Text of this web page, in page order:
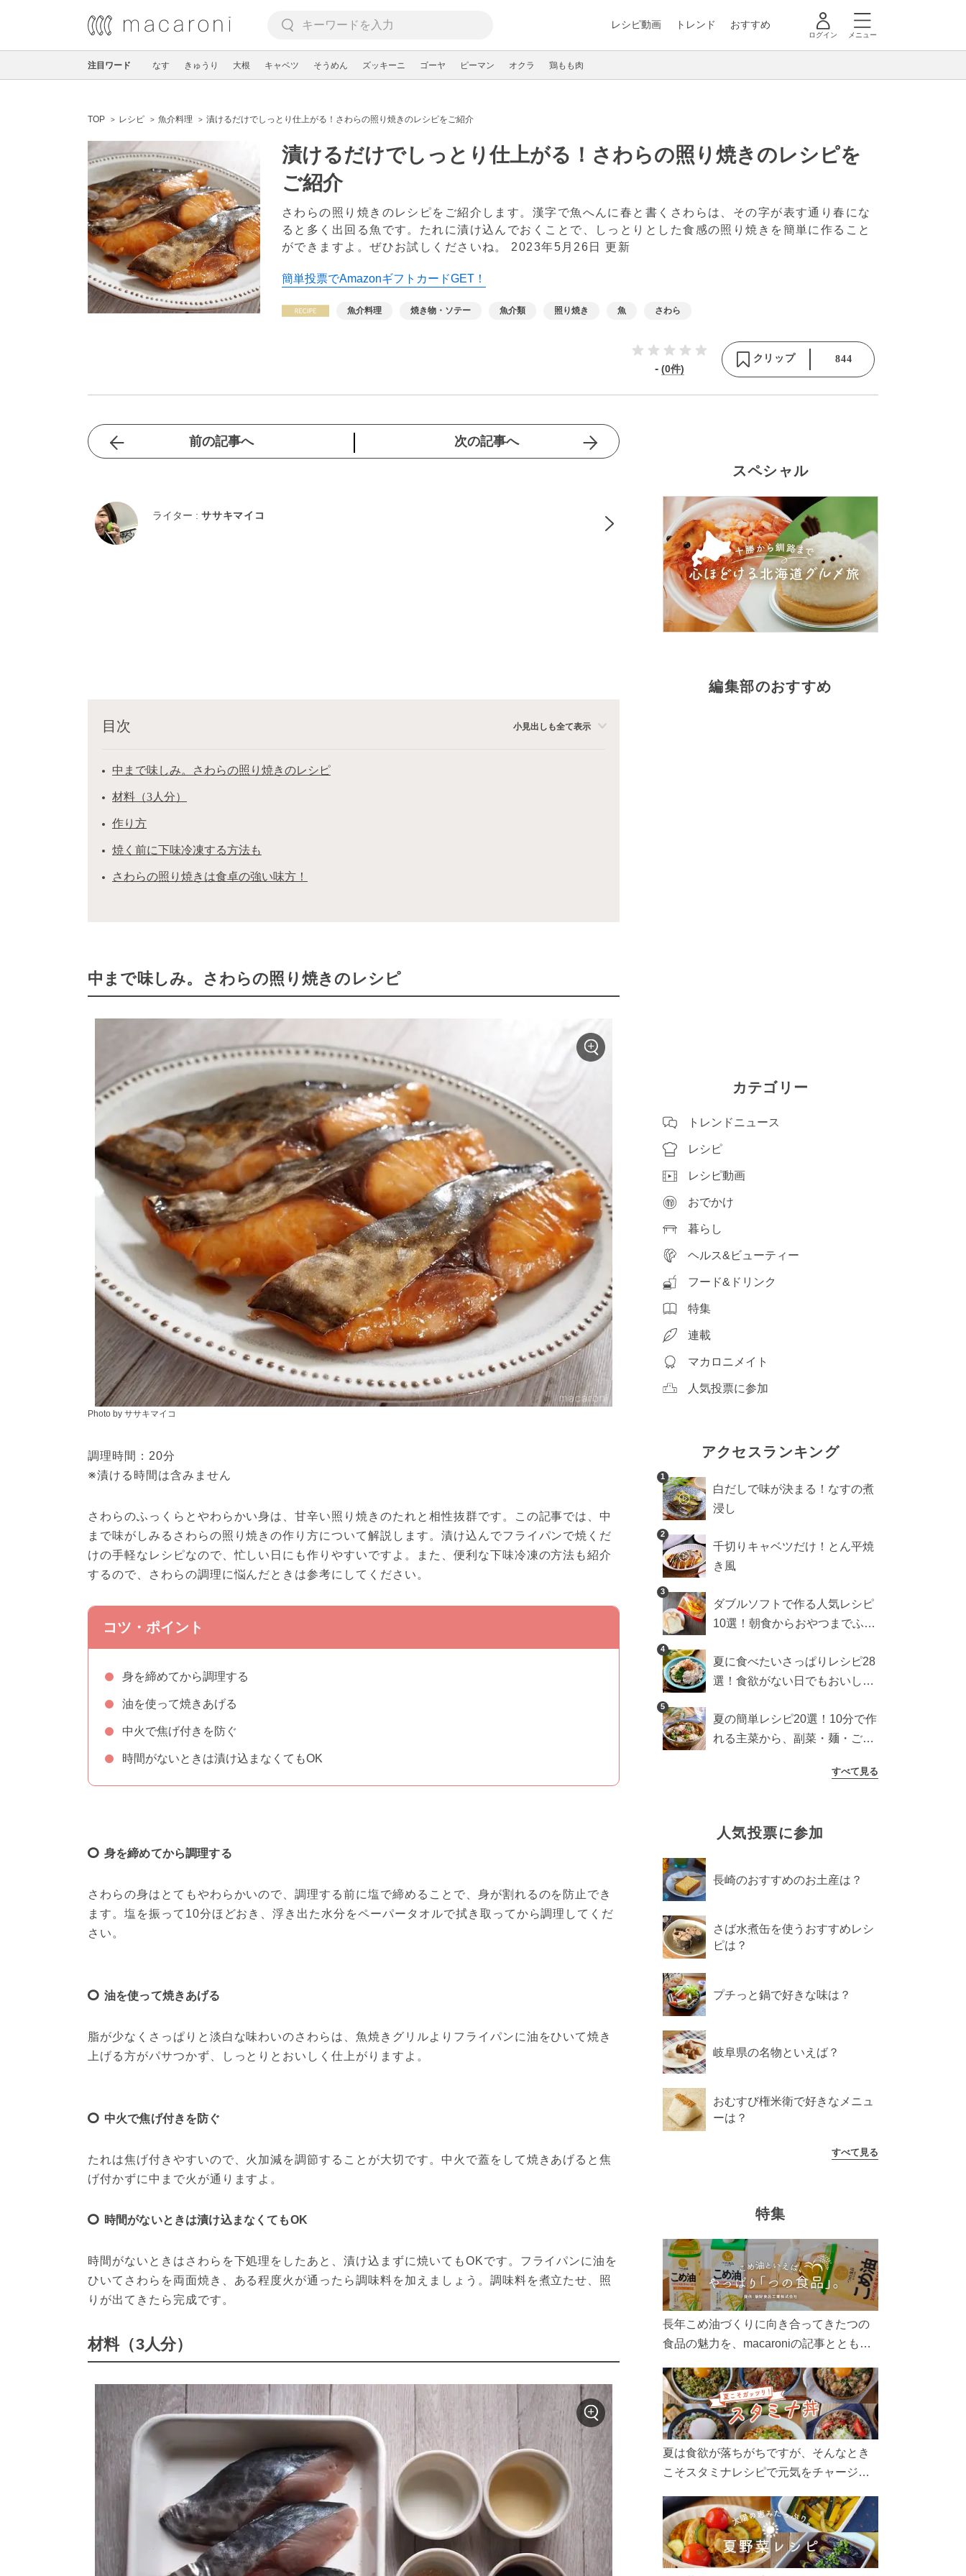
レシピ動画 トレンド おすすめ
ログイン メニュー
注目ワード なす きゅうり 大根 キャベツ そうめん ズッキーニ ゴーヤ ピーマン オクラ 鶏もも肉
TOP レシピ 魚介料理 漬けるだけでしっとり仕上がる！さわらの照り焼きのレシピをご紹介
漬けるだけでしっとり仕上がる！さわらの照り焼きのレシピを
ご紹介
さわらの照り焼きのレシピをご紹介します。漢字で魚へんに春と書くさわらは、その字が表す通り春にな
ると多く出回る魚です。たれに漬け込んでおくことで、しっとりとした食感の照り焼きを簡単に作ること
ができますよ。ぜひお試しくださいね。 2023年5月26日 更新
簡単投票でAmazonギフトカードGET！
魚介料理 焼き物・ソテー 魚介類 照り焼き 魚 さわら
- (0件)
クリップ 844
前の記事へ 次の記事へ
ライター : ササキマイコ
目次 小見出しも全て表示
中まで味しみ。さわらの照り焼きのレシピ
材料（3人分）
作り方
焼く前に下味冷凍する方法も
さわらの照り焼きは食卓の強い味方！
中まで味しみ。さわらの照り焼きのレシピ
Photo by ササキマイコ
調理時間：20分
※漬ける時間は含みません
さわらのふっくらとやわらかい身は、甘辛い照り焼きのたれと相性抜群です。この記事では、中
まで味がしみるさわらの照り焼きの作り方について解説します。漬け込んでフライパンで焼くだ
けの手軽なレシピなので、忙しい日にも作りやすいですよ。また、便利な下味冷凍の方法も紹介
するので、さわらの調理に悩んだときは参考にしてください。
コツ・ポイント
身を締めてから調理する
油を使って焼きあげる
中火で焦げ付きを防ぐ
時間がないときは漬け込まなくてもOK
身を締めてから調理する
さわらの身はとてもやわらかいので、調理する前に塩で締めることで、身が割れるのを防止でき
ます。塩を振って10分ほどおき、浮き出た水分をペーパータオルで拭き取ってから調理してくだ
さい。
油を使って焼きあげる
脂が少なくさっぱりと淡白な味わいのさわらは、魚焼きグリルよりフライパンに油をひいて焼き
上げる方がパサつかず、しっとりとおいしく仕上がりますよ。
中火で焦げ付きを防ぐ
たれは焦げ付きやすいので、火加減を調節することが大切です。中火で蓋をして焼きあげると焦
げ付かずに中まで火が通りますよ。
時間がないときは漬け込まなくてもOK
時間がないときはさわらを下処理をしたあと、漬け込まずに焼いてもOKです。フライパンに油を
ひいてさわらを両面焼き、ある程度火が通ったら調味料を加えましょう。調味料を煮立たせ、照
りが出てきたら完成です。
材料（3人分）
スペシャル
編集部のおすすめ
カテゴリー
トレンドニュース
レシピ
レシピ動画
おでかけ
暮らし
ヘルス&ビューティー
フード&ドリンク
特集
連載
マカロニメイト
人気投票に参加
アクセスランキング
1
白だしで味が決まる！なすの煮
浸し
2
千切りキャベツだけ！とん平焼
き風
3
ダブルソフトで作る人気レシピ
10選！朝食からおやつまでふん
4
夏に食べたいさっぱりレシピ28
選！食欲がない日でもおいしい
5
夏の簡単レシピ20選！10分で作
れる主菜から、副菜・麺・ごは
すべて見る
人気投票に参加
長崎のおすすめのお土産は？
さば水煮缶を使うおすすめレシ
ピは？
プチっと鍋で好きな味は？
岐阜県の名物といえば？
おむすび権米衛で好きなメニュ
ーは？
すべて見る
特集
長年こめ油づくりに向き合ってきたつの
食品の魅力を、macaroniの記事とともに
ん、製造現場や品質へのこだわりまで。
こめ油をもっと好きになるコンテンツを
ぜひお楽しみください。
夏は食欲が落ちがちですが、そんなとき
こそスタミナレシピで元気をチャージ！
リ食べて、夏バテを吹き飛ばしましょ
う！